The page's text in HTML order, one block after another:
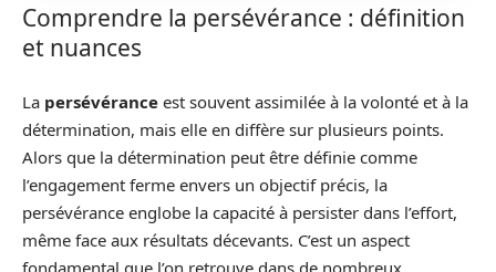
Comprendre la persévérance : définition
et nuances
La persévérance est souvent assimilée à la volonté et à la
détermination, mais elle en diffère sur plusieurs points.
Alors que la détermination peut être définie comme
l’engagement ferme envers un objectif précis, la
persévérance englobe la capacité à persister dans l’effort,
même face aux résultats décevants. C’est un aspect
fondamental que l’on retrouve dans de nombreux